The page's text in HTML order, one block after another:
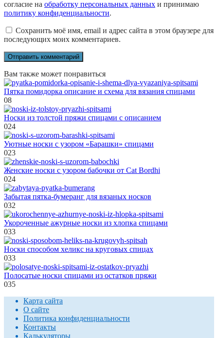
согласие на обработку персональных данных и принимаю
политику конфиденциальности.
Сохранить моё имя, email и адрес сайта в этом браузере для
последующих моих комментариев.
Вам также может понравиться
Пятка помидорка описание и схема для вязания спицами
08
Носки из толстой пряжи спицами с описанием
024
Уютные носки с узором «Барашки» спицами
023
Женские носки с узором бабочки от Cat Bordhi
024
Забытая пятка-бумеранг для вязаных носков
032
Укороченные ажурные носки из хлопка спицами
033
Носки способом хеликс на круговых спицах
033
Полосатые носки спицами из остатков пряжи
035
Карта сайта
О сайте
Политика конфиденциальности
Контакты
Калькуляторы